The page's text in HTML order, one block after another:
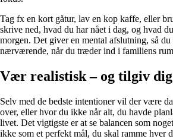
Tag fx en kort gåtur, lav en kop kaffe, eller
skrive ned, hvad du har nået i dag, og hvad
morgen. Det giver en mental afslutning, så
nærværende, når du træder ind i familiens
Vær realistisk – og tilgiv dig
Selv med de bedste intentioner vil der være
over, eller hvor du ikke når alt, du havde
livet. Det vigtigste er at se balancen som
ikke som et perfekt mål, du skal ramme hver